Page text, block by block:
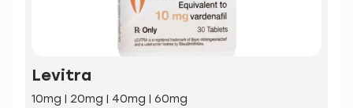
Levitra
10mg | 20mg | 40mg | 60mg